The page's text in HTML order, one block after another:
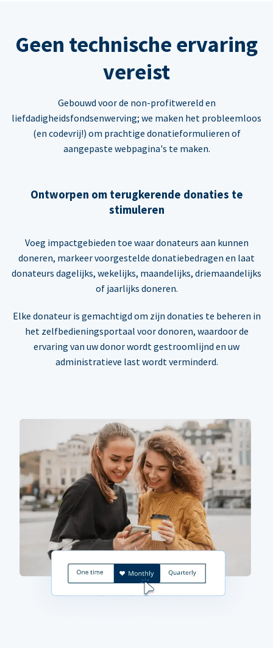
Geen technische ervaring
vereist
Gebouwd voor de non-profitwereld en
liefdadigheidsfondsenwerving; we maken het probleemloos
(en codevrij!) om prachtige donatieformulieren of
aangepaste webpagina's te maken.
Ontworpen om terugkerende donaties te
stimuleren
Voeg impactgebieden toe waar donateurs aan kunnen
doneren, markeer voorgestelde donatiebedragen en laat
donateurs dagelijks, wekelijks, maandelijks, driemaandelijks
of jaarlijks doneren.
Elke donateur is gemachtigd om zijn donaties te beheren in
het zelfbedieningsportaal voor donoren, waardoor de
ervaring van uw donor wordt gestroomlijnd en uw
administratieve last wordt verminderd.